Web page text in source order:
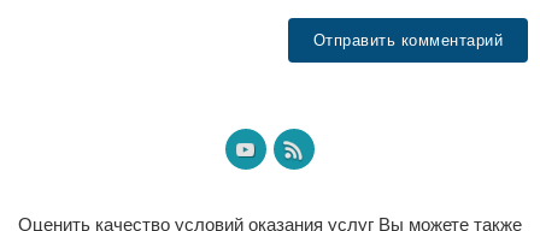
Оценить качество условий оказания услуг Вы можете также